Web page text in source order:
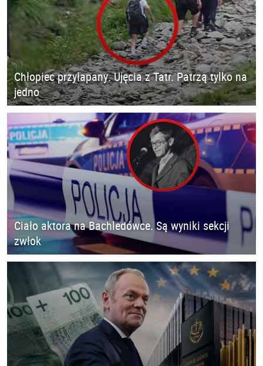
Chłopiec przyłapany. Ujęcia z Tatr. Patrzą tylko na
jedno
Ciało aktora na Bachledówce. Są wyniki sekcji
zwłok